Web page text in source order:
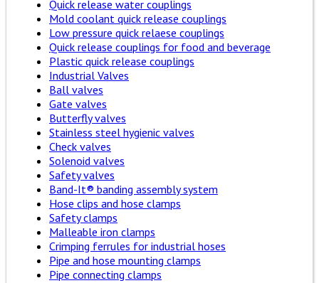
Quick release water couplings
Mold coolant quick release couplings
Low pressure quick relaese couplings
Quick release couplings for food and beverage
Plastic quick release couplings
Industrial Valves
Ball valves
Gate valves
Butterfly valves
Stainless steel hygienic valves
Check valves
Solenoid valves
Safety valves
Band-It® banding assembly system
Hose clips and hose clamps
Safety clamps
Malleable iron clamps
Crimping ferrules for industrial hoses
Pipe and hose mounting clamps
Pipe connecting clamps